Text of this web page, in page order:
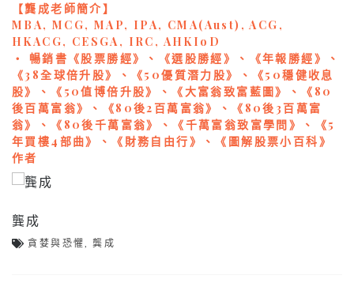
【龔成老師簡介】
MBA, MCG, MAP, IPA, CMA(Aust), ACG,
HKACG, CESGA, IRC, AHKIoD
‧ 暢銷書《股票勝經》、《選股勝經》、《年報勝經》、
《38全球倍升股》、《50優質潛力股》、《50穩健收息
股》、《50值博倍升股》、《大富翁致富藍圖》、《80
後百萬富翁》、《80後2百萬富翁》、《80後3百萬富
翁》、《80後千萬富翁》、《千萬富翁致富學問》、《5
年買樓4部曲》、《財務自由行》、《圖解股票小百科》
作者
龔成
貪婪與恐懼,龔成